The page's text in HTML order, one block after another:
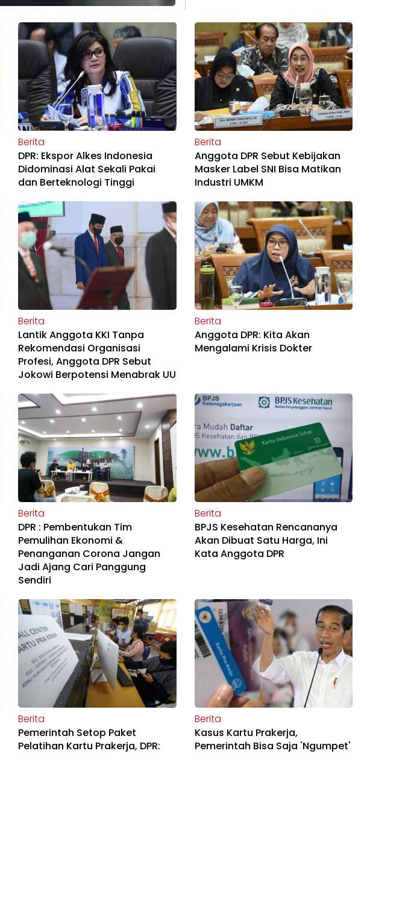
Berita
DPR: Ekspor Alkes Indonesia
Didominasi Alat Sekali Pakai
dan Berteknologi Tinggi
Berita
Anggota DPR Sebut Kebijakan
Masker Label SNI Bisa Matikan
Industri UMKM
Berita
Lantik Anggota KKI Tanpa
Rekomendasi Organisasi
Profesi, Anggota DPR Sebut
Jokowi Berpotensi Menabrak UU
Berita
Anggota DPR: Kita Akan
Mengalami Krisis Dokter
Berita
DPR : Pembentukan Tim
Pemulihan Ekonomi &
Penanganan Corona Jangan
Jadi Ajang Cari Panggung
Sendiri
Berita
BPJS Kesehatan Rencananya
Akan Dibuat Satu Harga, Ini
Kata Anggota DPR
Berita
Pemerintah Setop Paket
Pelatihan Kartu Prakerja, DPR:
Berita
Kasus Kartu Prakerja,
Pemerintah Bisa Saja 'Ngumpet'